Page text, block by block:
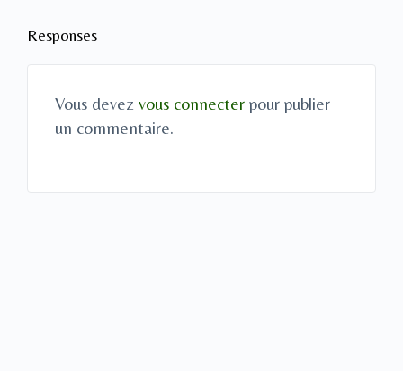
Responses
Vous devez vous connecter pour publier
un commentaire.